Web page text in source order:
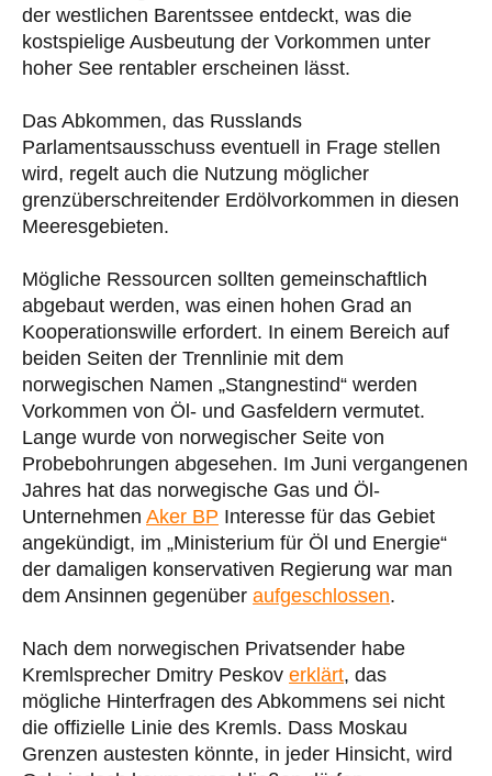
der westlichen Barentssee entdeckt, was die
kostspielige Ausbeutung der Vorkommen unter
hoher See rentabler erscheinen lässt.
Das Abkommen, das Russlands
Parlamentsausschuss eventuell in Frage stellen
wird, regelt auch die Nutzung möglicher
grenzüberschreitender Erdölvorkommen in diesen
Meeresgebieten.
Mögliche Ressourcen sollten gemeinschaftlich
abgebaut werden, was einen hohen Grad an
Kooperationswille erfordert. In einem Bereich auf
beiden Seiten der Trennlinie mit dem
norwegischen Namen „Stangnestind“ werden
Vorkommen von Öl- und Gasfeldern vermutet.
Lange wurde von norwegischer Seite von
Probebohrungen abgesehen. Im Juni vergangenen
Jahres hat das norwegische Gas und Öl-
Unternehmen Aker BP Interesse für das Gebiet
angekündigt, im „Ministerium für Öl und Energie“
der damaligen konservativen Regierung war man
dem Ansinnen gegenüber aufgeschlossen.
Nach dem norwegischen Privatsender habe
Kremlsprecher Dmitry Peskov erklärt, das
mögliche Hinterfragen des Abkommens sei nicht
die offizielle Linie des Kremls. Dass Moskau
Grenzen austesten könnte, in jeder Hinsicht, wird